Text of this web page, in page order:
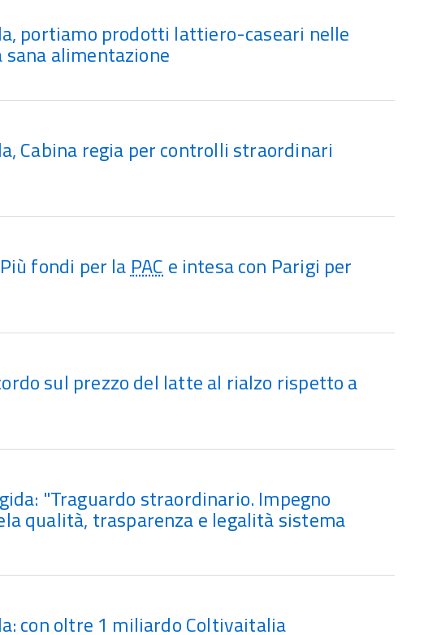
portiamo prodotti lattiero-caseari nelle
sana alimentazione
Cabina regia per controlli straordinari
fondi per la PAC e intesa con Parigi per
sul prezzo del latte al rialzo rispetto a
"Traguardo straordinario. Impegno
qualità, trasparenza e legalità sistema
con oltre 1 miliardo Coltivaitalia